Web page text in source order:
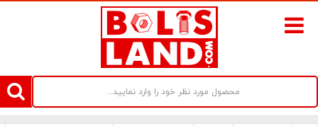
سامانه آنلاین فروش پیچ و مهره های صنعتی بولتز لند | سرزمین پیچ